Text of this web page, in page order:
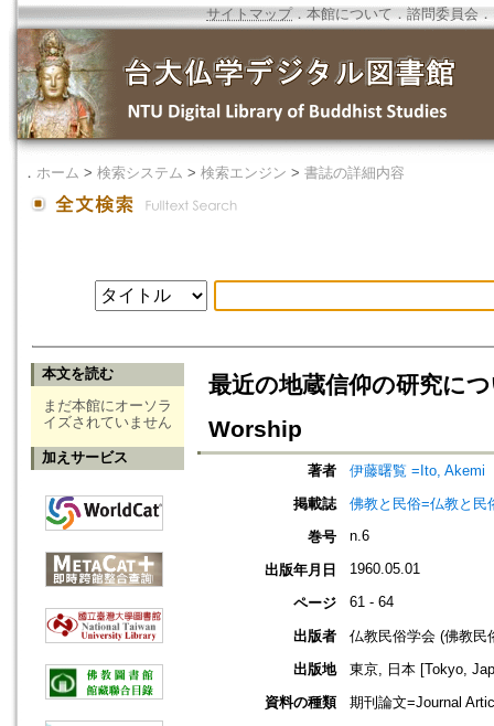
サイトマップ．本館について ． 諮問委員会 ．
． ホーム > 検索システム > 検索エンジン > 書誌の詳細内容
本文を読む
まだ本館にオーソラ
イズされていません
加えサービス
最近の地蔵信仰の研究に
Worship
著者
伊藤曙覧 =Ito, Akemi
掲載誌
佛教と民俗=仏教と民
巻号
n.6
出版年月日 1960.05.01
ページ 61 - 64
出版者
仏教民俗学会 (佛教民
出版地
東京, 日本 [Tokyo,
資料の種類
期刊論文=Journal